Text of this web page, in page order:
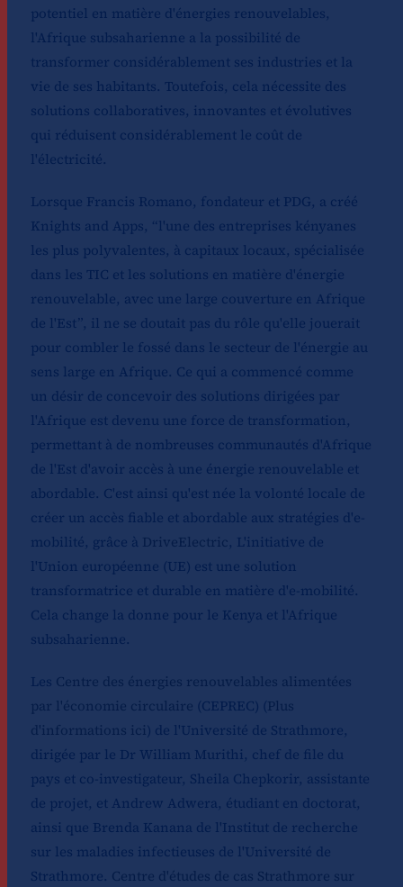
potentiel en matière d'énergies renouvelables,
l'Afrique subsaharienne a la possibilité de
transformer considérablement ses industries et la
vie de ses habitants. Toutefois, cela nécessite des
solutions collaboratives, innovantes et évolutives
qui réduisent considérablement le coût de
l'électricité.
Lorsque Francis Romano, fondateur et PDG, a créé
Knights and Apps, “l'une des entreprises kényanes
les plus polyvalentes, à capitaux locaux, spécialisée
dans les TIC et les solutions en matière d'énergie
renouvelable, avec une large couverture en Afrique
de l'Est”, il ne se doutait pas du rôle qu'elle jouerait
pour combler le fossé dans le secteur de l'énergie au
sens large en Afrique. Ce qui a commencé comme
un désir de concevoir des solutions dirigées par
l'Afrique est devenu une force de transformation,
permettant à de nombreuses communautés d'Afrique
de l'Est d'avoir accès à une énergie renouvelable et
abordable. C'est ainsi qu'est née la volonté locale de
créer un accès fiable et abordable aux stratégies d'e-
mobilité, grâce à DriveElectric, L'initiative de
l'Union européenne (UE) est une solution
transformatrice et durable en matière d'e-mobilité.
Cela change la donne pour le Kenya et l'Afrique
subsaharienne.
Les Centre des énergies renouvelables alimentées
par l'économie circulaire (CEPREC) (Plus
d'informations ici) de l'Université de Strathmore,
dirigée par le Dr William Murithi, chef de file du
pays et co-investigateur, Sheila Chepkorir, assistante
de projet, et Andrew Adwera, étudiant en doctorat,
ainsi que Brenda Kanana de l'Institut de recherche
sur les maladies infectieuses de l'Université de
Strathmore. Centre d'études de cas Strathmore sur